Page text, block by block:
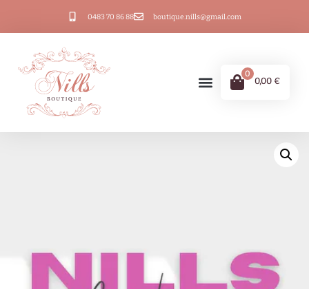
0483 70 86 88 boutique.nills@gmail.com
0
0,00 €